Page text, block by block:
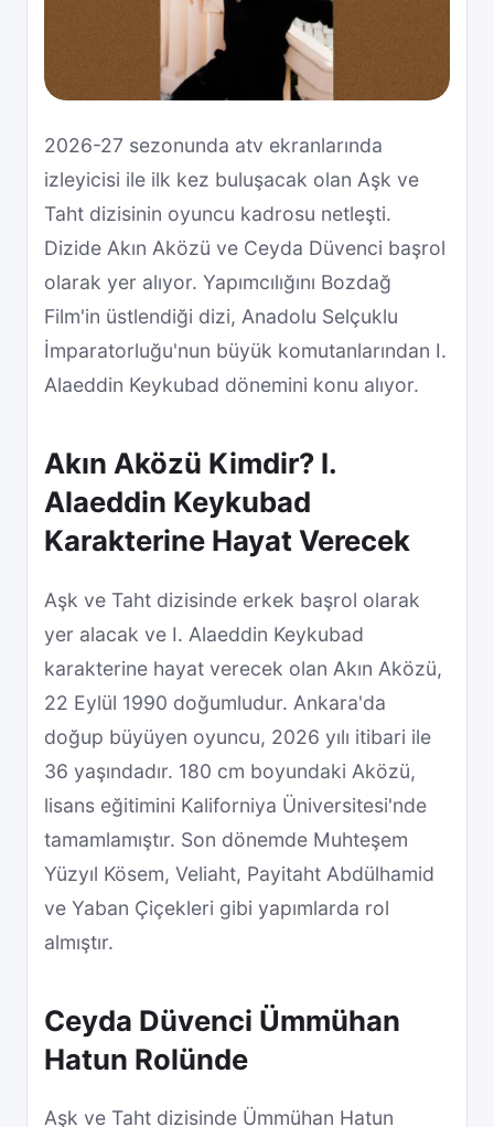
2026-27 sezonunda atv ekranlarında
izleyicisi ile ilk kez buluşacak olan Aşk ve
Taht dizisinin oyuncu kadrosu netleşti.
Dizide Akın Aközü ve Ceyda Düvenci başrol
olarak yer alıyor. Yapımcılığını Bozdağ
Film'in üstlendiği dizi, Anadolu Selçuklu
İmparatorluğu'nun büyük komutanlarından I.
Alaeddin Keykubad dönemini konu alıyor.
Akın Aközü Kimdir? I.
Alaeddin Keykubad
Karakterine Hayat Verecek
Aşk ve Taht dizisinde erkek başrol olarak
yer alacak ve I. Alaeddin Keykubad
karakterine hayat verecek olan Akın Aközü,
22 Eylül 1990 doğumludur. Ankara'da
doğup büyüyen oyuncu, 2026 yılı itibari ile
36 yaşındadır. 180 cm boyundaki Aközü,
lisans eğitimini Kaliforniya Üniversitesi'nde
tamamlamıştır. Son dönemde Muhteşem
Yüzyıl Kösem, Veliaht, Payitaht Abdülhamid
ve Yaban Çiçekleri gibi yapımlarda rol
almıştır.
Ceyda Düvenci Ümmühan
Hatun Rolünde
Aşk ve Taht dizisinde Ümmühan Hatun